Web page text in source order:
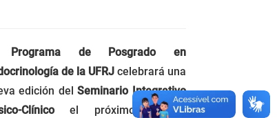
Programa de Posgrado en
de la UFRJcelebrará una
edición delSeminario Integrativo
Clínicoel próximo martes